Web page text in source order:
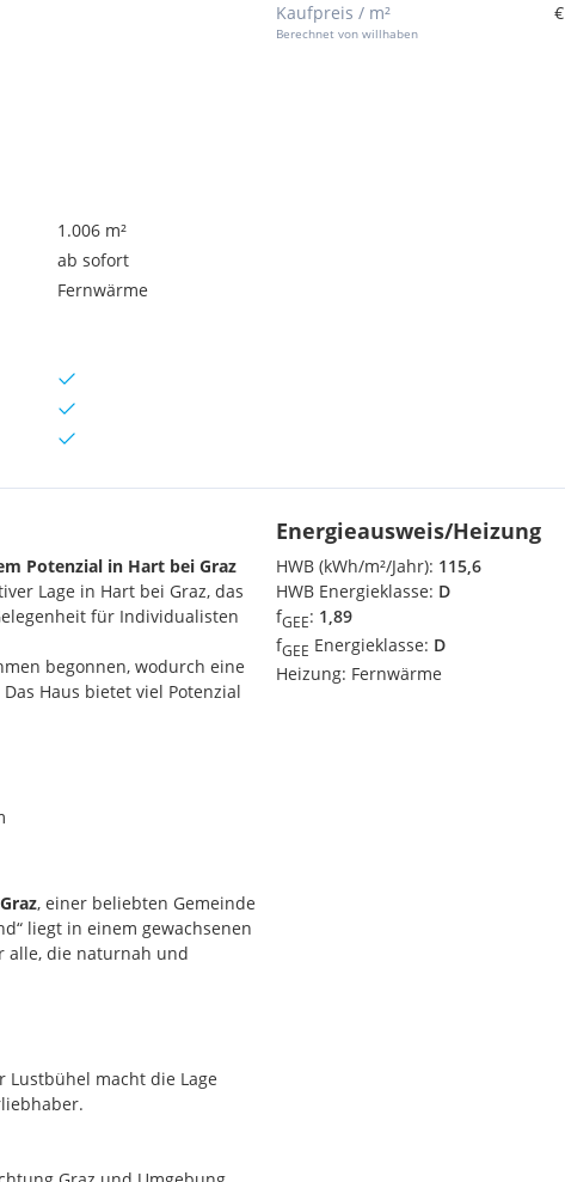
1.006 m²
ab sofort
Fernwärme
Kaufpreis / m²
Berechnet von willhaben
Potenzial in Hart bei Graz
Lage in Hart bei Graz, das
für Individualisten
begonnen, wodurch eine
Haus bietet viel Potenzial
€ 650.000.
fertigstellen zu
in einem persönlichen
in begehrter Lage
wir Ihnen gerne zur
, einer beliebten Gemeinde
liegt in einem gewachsenen
alle, die naturnah und
Lustbühel macht die Lage
Energieausweis/Heizung
HWB (kWh/m²/Jahr): 115,6
HWB Energieklasse: D
fGEE: 1,89
fGEE Energieklasse: D
Heizung: Fernwärme